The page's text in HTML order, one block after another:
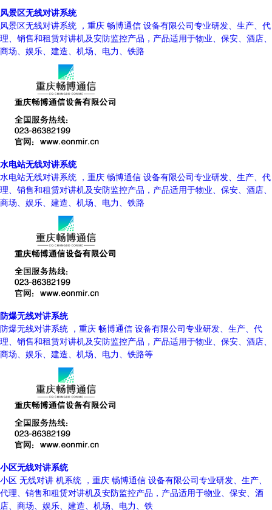
风景区无线对讲系统
风景区无线对讲系统 ，重庆 畅博通信 设备有限公司专业研发、生产、代
理、销售和租赁对讲机及安防监控产品，产品适用于物业、保安、酒店、
商场、娱乐、建造、机场、电力、铁路
水电站无线对讲系统
水电站无线对讲系统 ，重庆 畅博通信 设备有限公司专业研发、生产、代
理、销售和租赁对讲机及安防监控产品，产品适用于物业、保安、酒店、
商场、娱乐、建造、机场、电力、铁路
防爆无线对讲系统
防爆无线对讲系统 ，重庆 畅博通信 设备有限公司专业研发、生产、代
理、销售和租赁对讲机及安防监控产品，产品适用于物业、保安、酒店、
商场、娱乐、建造、机场、电力、铁路等
小区无线对讲系统
小区 无线对讲 机系统 ，重庆 畅博通信 设备有限公司专业研发、生产、
代理、销售和租赁对讲机及安防监控产品，产品适用于物业、保安、酒
店、商场、娱乐、建造、机场、电力、铁